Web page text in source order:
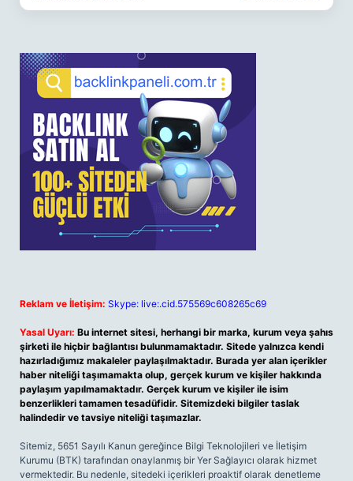
Reklam ve İletişim: Skype: live:.cid.575569c608265c69
Yasal Uyarı: Bu internet sitesi, herhangi bir marka, kurum veya şahıs
şirketi ile hiçbir bağlantısı bulunmamaktadır. Sitede yalnızca kendi
hazırladığımız makaleler paylaşılmaktadır. Burada yer alan içerikler
haber niteliği taşımamakta olup, gerçek kurum ve kişiler hakkında
paylaşım yapılmamaktadır. Gerçek kurum ve kişiler ile isim
benzerlikleri tamamen tesadüfidir. Sitemizdeki bilgiler taslak
halindedir ve tavsiye niteliği taşımazlar.
Sitemiz, 5651 Sayılı Kanun gereğince Bilgi Teknolojileri ve İletişim
Kurumu (BTK) tarafından onaylanmış bir Yer Sağlayıcı olarak hizmet
vermektedir. Bu nedenle, sitedeki içerikleri proaktif olarak denetleme